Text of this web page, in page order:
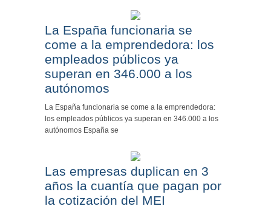
La España funcionaria se
come a la emprendedora: los
empleados públicos ya
superan en 346.000 a los
autónomos
La España funcionaria se come a la emprendedora:
los empleados públicos ya superan en 346.000 a los
autónomos España se
Las empresas duplican en 3
años la cuantía que pagan por
la cotización del MEI